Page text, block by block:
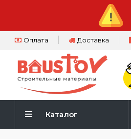
Оплата Доставка
Каталог